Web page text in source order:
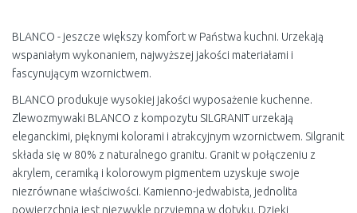
BLANCO - jeszcze większy komfort w Państwa kuchni. Urzekają
wspaniałym wykonaniem, najwyższej jakości materiałami i
fascynującym wzornictwem.
BLANCO produkuje wysokiej jakości wyposażenie kuchenne.
Zlewozmywaki BLANCO z kompozytu SILGRANIT urzekają
eleganckimi, pięknymi kolorami i atrakcyjnym wzornictwem. Silgranit
składa się w 80% z naturalnego granitu. Granit w połączeniu z
akrylem, ceramiką i kolorowym pigmentem uzyskuje swoje
niezrównane właściwości. Kamienno-jedwabista, jednolita
powierzchnia jest niezwykle przyjemna w dotyku. Dzięki